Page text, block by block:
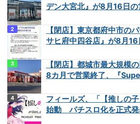
デン大宮北』が8月16日
【閉店】東京都府中市の
サヒ府中四谷店』が8月
【閉店】都城市最大規模
8カ月で営業終了、『
フィールズ、「【推しの
始動 パチスロ化を正式